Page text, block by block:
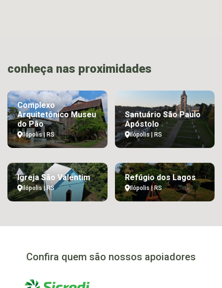
conheça nas proximidades
Complexo
Arquitetônico Museu
do Pão
Ilópolis | RS
Santuário São Paulo
Apóstolo
Ilópolis | RS
Igreja São Valentim
Ilópolis | RS
Refúgio dos Lagos
Ilópolis | RS
Confira quem são nossos apoiadores